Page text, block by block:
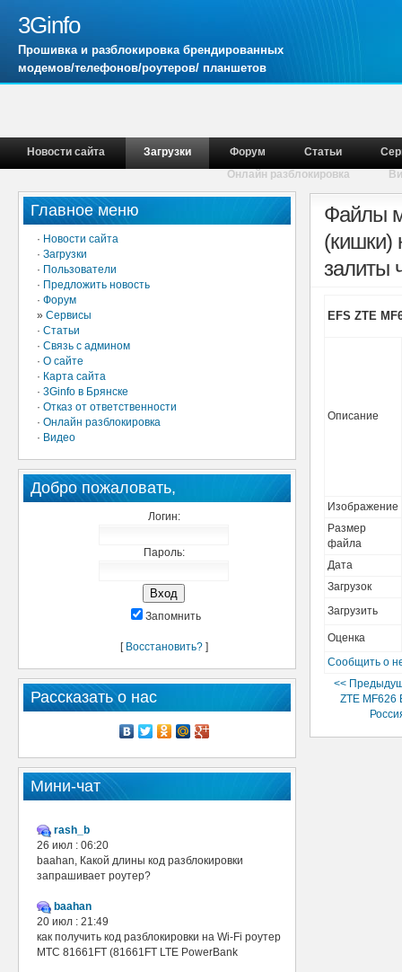
3Ginfo
Прошивка и разблокировка брендированных
модемов/телефонов/роутеров/ планшетов
Новости сайта Загрузки Форум Статьи
Онлайн разблокировка
Главное меню
· Новости сайта
· Загрузки
· Пользователи
· Предложить новость
· Форум
» Сервисы
· Статьи
· Связь с админом
· О сайте
· Карта сайта
· 3Ginfo в Брянске
· Отказ от ответственности
· Онлайн разблокировка
· Видео
Добро пожаловать,
Логин:
Пароль:
Запомнить
[ Восстановить?]
Рассказать о нас
Мини-чат
rash_b
26 июл : 06:20
baahan, Какой длины код разблокировки
запрашивает роутер?
baahan
20 июл : 21:49
как получить код разблокировки на Wi-Fi роутер
МТС 81661FT (81661FT LTE PowerBank
Файлы
(кишки)
залиты
EFS ZTE
Описание
Изображение
Размер
файла
Дата
Загрузок
Загрузить
Оценка
Сообщить о
<<
ZTE MF626